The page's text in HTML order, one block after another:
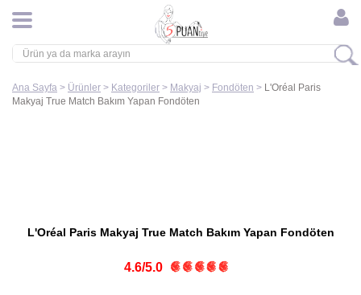
Ana Sayfa > Ürünler > Kategoriler > Makyaj > Fondöten > L'Oréal Paris
Makyaj True Match Bakım Yapan Fondöten
L'Oréal Paris Makyaj True Match Bakım Yapan Fondöten
4.6/5.0